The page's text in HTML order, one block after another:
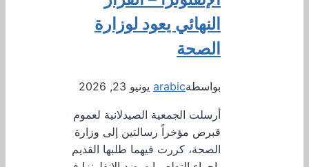
النهائي يعود لوزارة
الصحة
بواسطةarabic يونيو 23, 2026
أرسلت الجمعية الصيدلانية لعموم
قبرص مؤخراً رسالتين إلى وزارة
الصحة، كررت فيهما طلبها القديم